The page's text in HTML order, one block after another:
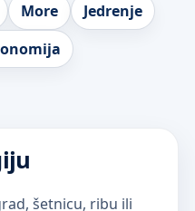
More
Jedrenje
šetnicu, ribu ili